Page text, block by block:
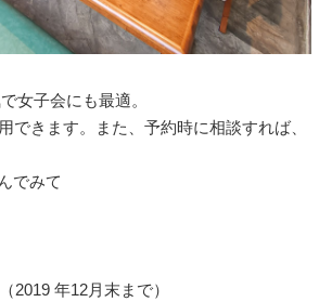
女子会にも最適。
きます。また、予約時に相談すれば、
でみて
（2019 年12月末まで）